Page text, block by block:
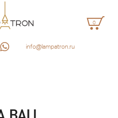
0
info@lampatron.ru
BALL